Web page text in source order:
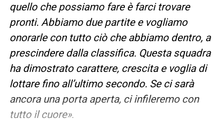
quello che possiamo fare è farci trovare
pronti. Abbiamo due partite e vogliamo
onorarle con tutto ciò che abbiamo dentro, a
prescindere dalla classifica. Questa squadra
ha dimostrato carattere, crescita e voglia di
lottare fino all’ultimo secondo. Se ci sarà
ancora una porta aperta, ci infileremo con
tutto il cuore».